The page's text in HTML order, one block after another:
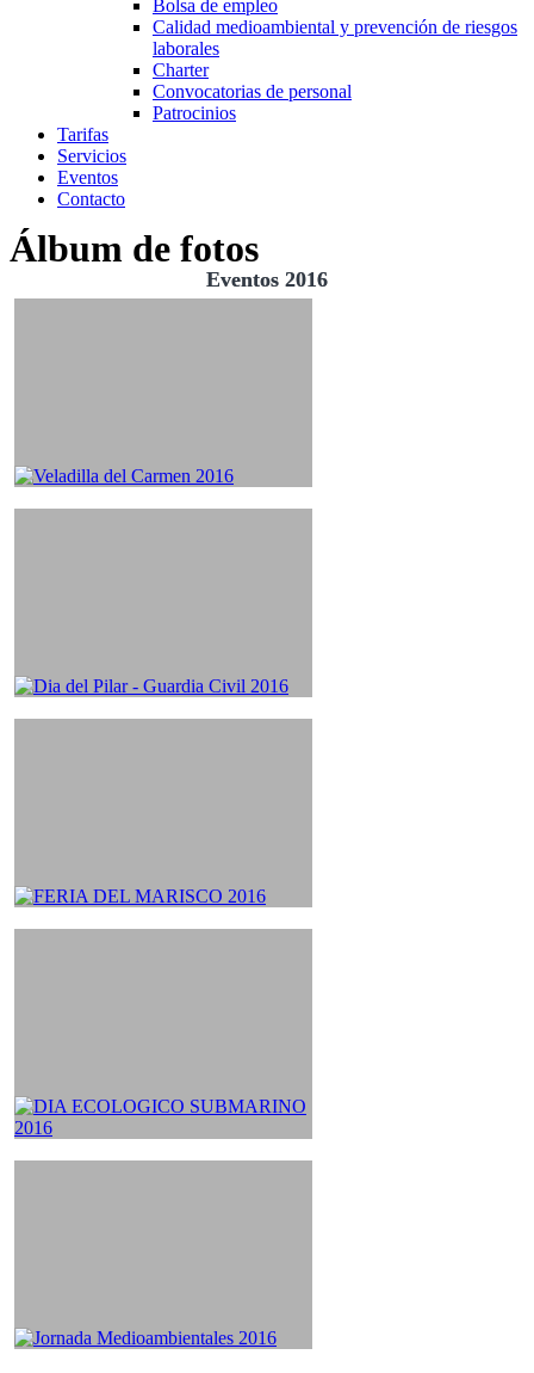
Bolsa de empleo
Calidad medioambiental y prevención de riesgos
laborales
Charter
Convocatorias de personal
Patrocinios
Tarifas
Servicios
Eventos
Contacto
Álbum de fotos
Eventos 2016